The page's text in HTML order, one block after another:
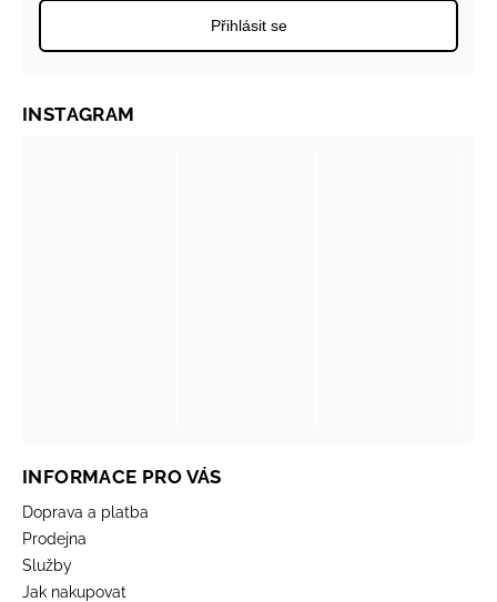
Přihlásit se
INFORMACE PRO VÁS
Doprava a platba
Prodejna
Služby
Jak nakupovat
INSTAGRAM